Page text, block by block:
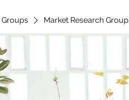
Groups Market Research Group